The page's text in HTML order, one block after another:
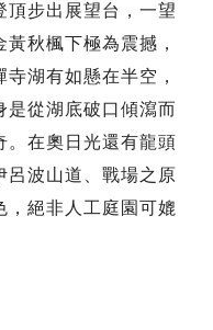
頂步出展望台，一望
秋楓下極為震撼，
湖有如懸在半空，
是從湖底破口傾瀉而
。在奧日光還有龍頭
呂波山道、戰場之原
，絕非人工庭園可媲